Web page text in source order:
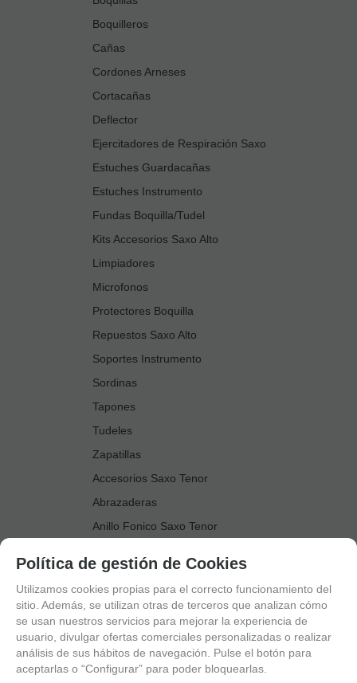
Boquilleros
Cañas
Cordones Arneses
Cortacañas
Deflector
Ejercitadores de Respiración Saxo
Estuches Guardacañas
Estuches Instrumento
Fundas Boquilla/Tudel
Kits Accesorios Saxo Alto
Limpiadores
Microfonos
Protectores Boquilla
Repuestos Saxo Alto
Soportes Instrumento
Sordinas
Tapones
Tudeles
Zapatillas
Accesorios Saxo Tenor
Abrazaderas
Anillo Fonico Saxo Tenor
Boquillas
Boquilleros
Cañas
Cortacañas
Política de gestión de Cookies
Utilizamos cookies propias para el correcto funcionamiento del
sitio. Además, se utilizan otras de terceros que analizan cómo
se usan nuestros servicios para mejorar la experiencia de
usuario, divulgar ofertas comerciales personalizadas o realizar
análisis de sus hábitos de navegación. Pulse el botón para
aceptarlas o “Configurar” para poder bloquearlas.